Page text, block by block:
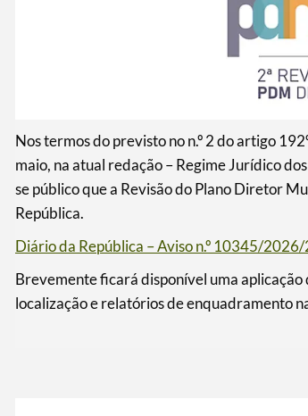
Nos termos do previsto no n.º 2 do artigo
maio, na atual redação – Regime Jurídico
se público que a Revisão do Plano Diretor
República.
Diário da República – Aviso n.º 10345/2026/
Brevemente ficará disponível uma
localização e relatórios de enquadramento